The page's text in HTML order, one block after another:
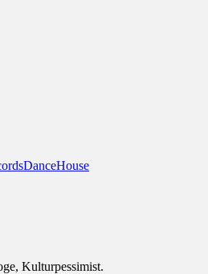
DanceHouse
Kulturpessimist.